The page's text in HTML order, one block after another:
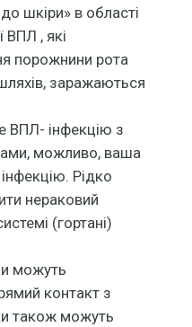
шкіри» в області
ВПЛ , які
порожнини рота
заражаються
ВПЛ- інфекцію з
можливо, ваша
Рідко
нераковий
(гортані)
можуть
контакт з
також можуть